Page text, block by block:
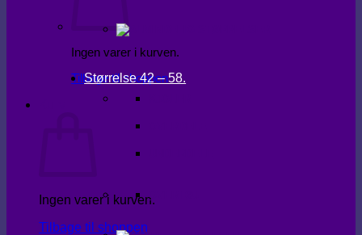
Ingen varer i kurven.
Tilbage til shoppen
Ingen varer i kurven.
Tilbage til shoppen
Størrelse 42 – 58.
OVERTØJ